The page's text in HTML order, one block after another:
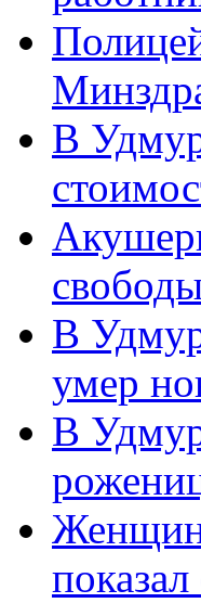
В
В
умер
В